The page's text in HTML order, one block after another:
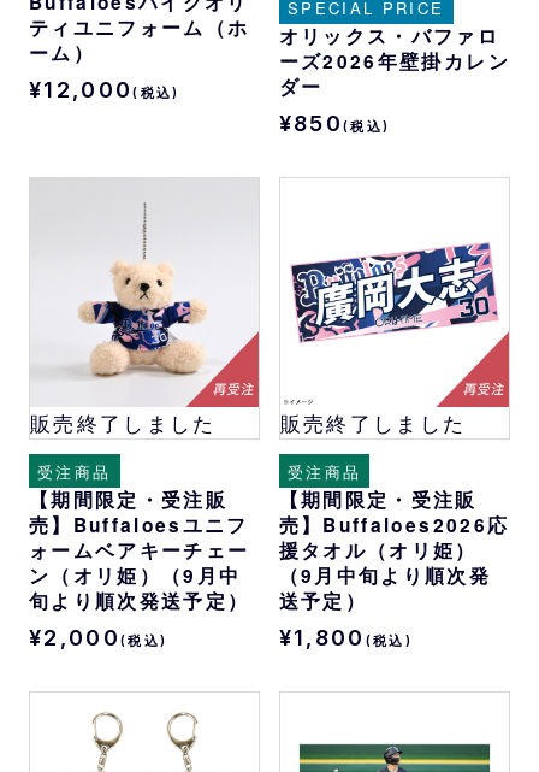
ティユニフォーム（ホ
ーム）
¥12,000(税込)
SPECIAL PRICE
オリックス・バファロ
ーズ2026年壁掛カレン
ダー
¥850(税込)
販売終了しました
受注商品
【期間限定・受注販
売】Buffaloesユニフ
ォームベアキーチェー
ン（オリ姫）（9月中
旬より順次発送予定）
¥2,000 (税込)
販売終了しました
受注商品
【期間限定・受注販
売】Buffaloes2026応
援タオル（オリ姫）
（9月中旬より順次発
送予定）
¥1,800 (税込)